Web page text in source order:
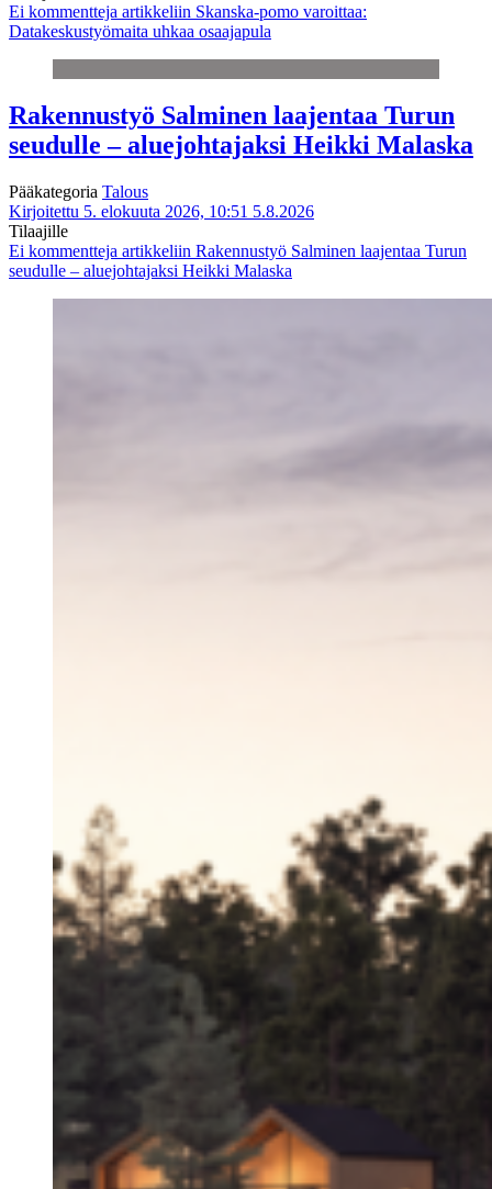
Ei kommentteja artikkeliin Skanska-pomo varoittaa:
Datakeskustyömaita uhkaa osaajapula
Rakennustyö Salminen laajentaa Turun
seudulle – aluejohtajaksi Heikki Malaska
Pääkategoria Talous
Kirjoitettu 5. elokuuta 2026, 10:51 5.8.2026
Tilaajille
Ei kommentteja artikkeliin Rakennustyö Salminen laajentaa Turun
seudulle – aluejohtajaksi Heikki Malaska